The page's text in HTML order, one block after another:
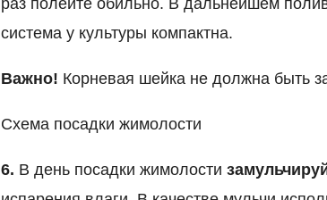
система у культуры компактна.
Важно! Корневая шейка не должна быть
Схема посадки жимолости
6. В день посадки жимолости